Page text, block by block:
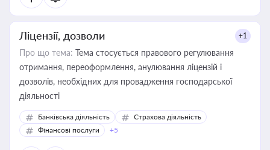
Ліцензії, дозволи +1
Про що тема: Тема стосується правового регулювання
отримання, переоформлення, анулювання ліцензій і
дозволів, необхідних для провадження господарської
діяльності
Банківська діяльність
Страхова діяльність
Фінансові послуги
+5